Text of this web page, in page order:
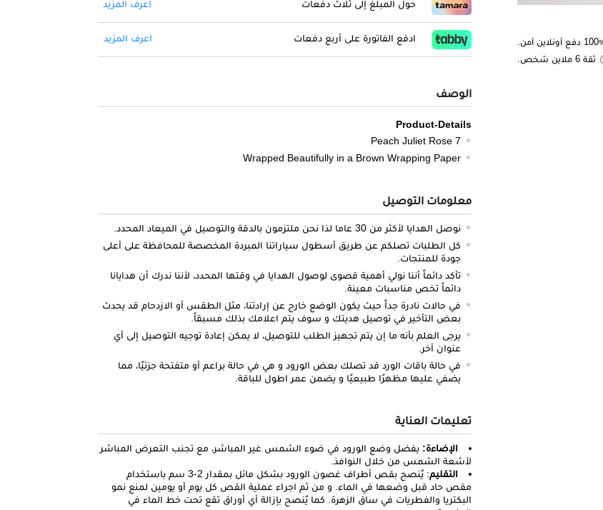
ثقة 6 ملاين شخص.
حول المبلغ إلى ثلاث دفعات اعرف المزيد
ادفع الفاتورة على أربع دفعات اعرف المزيد
الوصف
Product-Details
7 Peach Juliet Rose
Wrapped Beautifully in a Brown Wrapping Paper
معلومات التوصيل
نوصل الهدايا لأكثر من 30 عاما لذا نحن ملتزمون بالدقة والتوصيل في الميعاد المحدد.
كل الطلبات تصلكم عن طريق أسطول سياراتنا المبردة المخصصة للمحافظة على أعلى
جودة للمنتجات.
تأكد دائماً أننا نولي أهمية قصوى لوصول الهدايا في وقتها المحدد، لأننا ندرك أن هدايانا
دائماً تخص مناسبات معينة.
في حالات نادرة جداً حيث يكون الوضع خارج عن إرادتنا، مثل الطقس أو الازدحام قد يحدث
بعض التأخير في توصيل هديتك و سوف يتم اعلامك بذلك مسبقاً.
يرجى العلم بأنه ما إن يتم تجهيز الطلب للتوصيل، لا يمكن إعادة توجيه التوصيل إلى أي
عنوان آخر.
في حالة باقات الورد قد تصلك بعض الورود و هي في حالة براعم أو متفتحة جزئيًا، مما
يضفي عليها مظهرًا طبيعيًا و يضمن عمر اطول للباقة.
تعليمات العناية
الإضاءة: يفضل وضع الورود في ضوء الشمس غير المباشر، مع تجنب التعرض المباشر
لأشعة الشمس من خلال النوافذ.
التقليم
: يٌنصح بقص أطراف غصون الورود بشكل مائل بمقدار 2-3 سم باستخدام
مقص حاد قبل وضعها في الماء. و من ثم اجراء عملية القص كل يوم أو يومين لمنع نمو
البكتريا والفطريات في ساق الزهرة. كما يٌنصح بإزالة أي أوراق تقع تحت خط الماء في